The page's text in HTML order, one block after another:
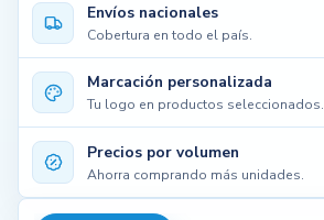
Envíos nacionales
Cobertura en todo el país.
Marcación personalizada
Tu logo en productos seleccionados.
Precios por volumen
Ahorra comprando más unidades.